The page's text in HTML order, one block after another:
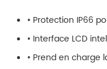
• Protection IP66
• Interface LCD
• Prend en charge